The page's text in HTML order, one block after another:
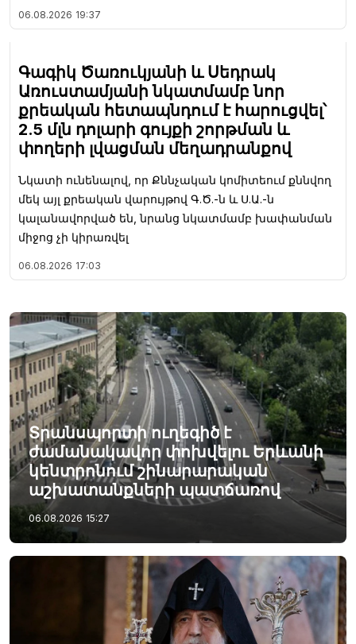
06.08.2026 19:37
Գագիկ Ծառուկյանի և Սեդրակ
Առուստամյանի նկատմամբ նոր
քրեական հետապնդում է հարուցվել՝
2.5 մլն դոլարի գույքի շորթման և
փողերի լվացման մեղադրանքով
Նկատի ունենալով, որ Քննչական կոմիտեում քննվող
մեկ այլ քրեական վարույթով Գ.Ծ.-ն և Ս.Ա.-ն
կալանավորված են, նրանց նկատմամբ խափանման
միջոց չի կիրառվել
06.08.2026 17:03
Տրանսպորտի ուղեգիծ է
ժամանակավոր փոխվելու Երևանի
կենտրոնում շինարարական
աշխատանքների պատճառով
06.08.2026 15:27